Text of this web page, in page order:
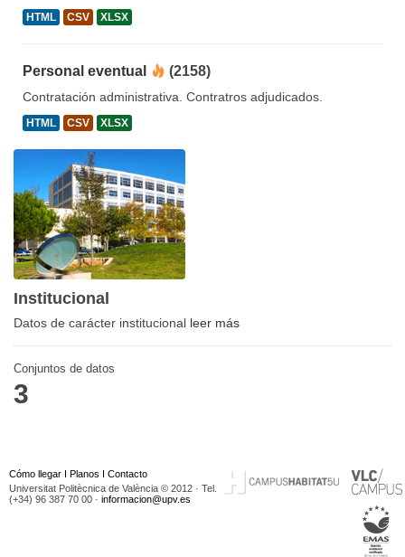
HTML CSV XLSX
Personal eventual (2158)
Contratación administrativa. Contratros adjudicados.
HTML CSV XLSX
Institucional
Datos de carácter institucional leer más
Conjuntos de datos
3
Cómo llegar I Planos I Contacto
Universitat Politècnica de València © 2012 · Tel.
(+34) 96 387 70 00 · informacion@upv.es